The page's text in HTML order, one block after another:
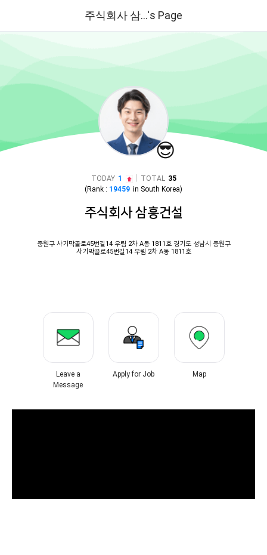
주식회사 삼...'s Page
😎
TODAY 1 TOTAL 35
(Rank : 19459 in South Korea)
주식회사 삼흥건설
중원구 사기막골로45번길14 우림 2차 A동 1811호 경기도 성남시 중원구
사기막골로45번길14 우림 2차 A동 1811호
Leave a
Message
Apply for Job Map